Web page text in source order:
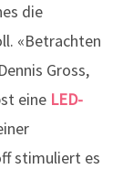
die
«Betrachten
Gross,
eine LED-
stimuliert es